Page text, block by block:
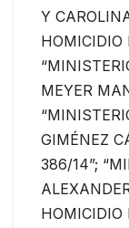
Y
HOMICIDIO
MEYER
GIMÉNEZ
386/14”;
HOMICIDIO